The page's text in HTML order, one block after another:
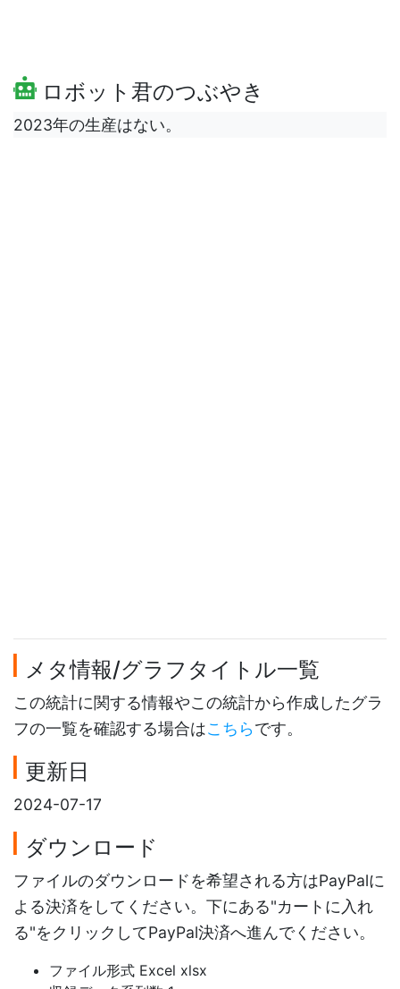
ロボット君のつぶやき
2023年の生産はない。
メタ情報/グラフタイトル一覧
この統計に関する情報やこの統計から作成したグラ
フの一覧を確認する場合はこちらです。
更新日
2024-07-17
ダウンロード
ファイルのダウンロードを希望される方はPayPalに
よる決済をしてください。下にある"カートに入れ
る"をクリックしてPayPal決済へ進んでください。
ファイル形式 Excel xlsx